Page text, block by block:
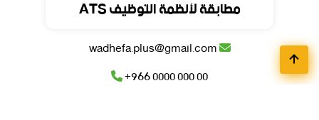
مطابقة لأنظمة التوظيف ATS
المملكة العربية السعودية
+966 0000 000 00